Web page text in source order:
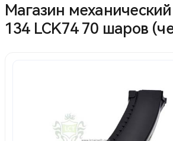
Магазин
134 LCK74 70 шаров